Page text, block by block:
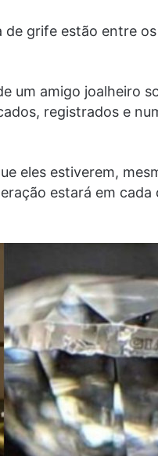
grife estão entre
um amigo joalheiro
registrados e
eles estiverem,
estará em cada